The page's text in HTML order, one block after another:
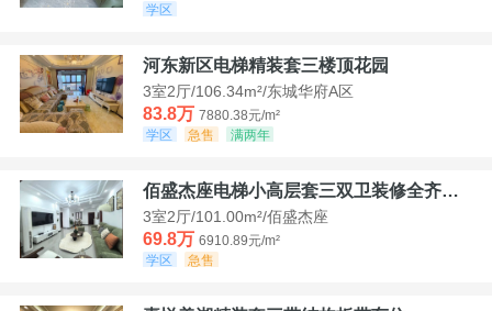
学区
河东新区电梯精装套三楼顶花园
3室2厅/106.34m²/东城华府A区
83.8万 7880.38元/m²
学区
急售 满两年
佰盛杰座电梯小高层套三双卫装修全齐诚意出售
3室2厅/101.00m²/佰盛杰座
69.8万 6910.89元/m²
学区
急售